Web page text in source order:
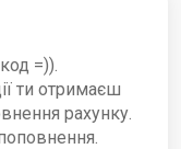
=)).
ти отримаєш
рахунку.